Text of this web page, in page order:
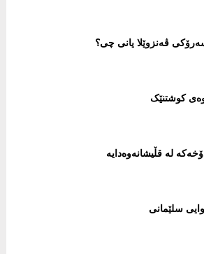
ڤەنزوێلا یانی چی؟
کوشتنێک
لە قڵیشانەوەدایە
سلێمانی